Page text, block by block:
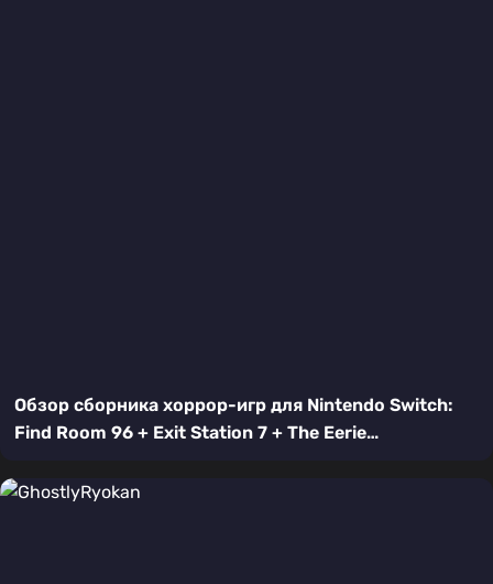
Обзор сборника хоррор-игр для Nintendo Switch:
Find Room 96 + Exit Station 7 + The Eerie
Anomaly Underground — Пять путей в ужас